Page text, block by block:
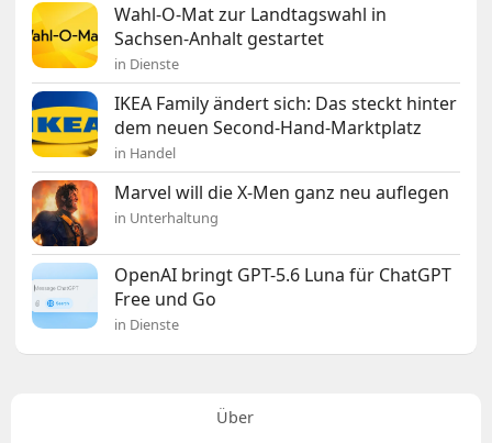
Wahl-O-Mat zur Landtagswahl in
Sachsen-Anhalt gestartet
in Dienste
IKEA Family ändert sich: Das steckt hinter
dem neuen Second-Hand-Marktplatz
in Handel
Marvel will die X-Men ganz neu auflegen
in Unterhaltung
OpenAI bringt GPT-5.6 Luna für ChatGPT
Free und Go
in Dienste
Über